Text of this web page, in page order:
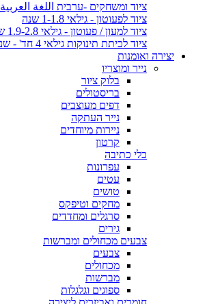
ציוד ומשחקים -ערבית اللغة العربية
ציוד לפעוטון - גילאי 1-1.8 שנה
ציוד למעון / פעוטון - גילאי 1.9-2.8 שנה
ציוד לכיתת תינוקות גילאי 4 חד' - שנה
יצירה ואומנות
נייר ומוצריו
בלוק ציור
בריסטולים
דפים מעוצבים
נייר העתקה
ניירות מיוחדים
קרטון
כלי כתיבה
עפרונות
עטים
טושים
מחקים וטיפקס
סרגלים ומחדדים
גירים
צבעים מכחולים ומברשות
צבעים
מכחולים
מברשות
ספוגים וגלגלות